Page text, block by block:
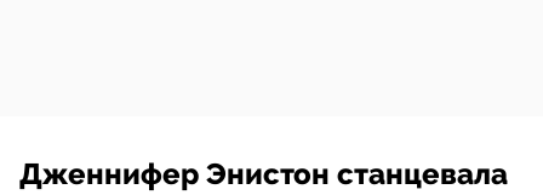
Дженнифер Энистон станцевала